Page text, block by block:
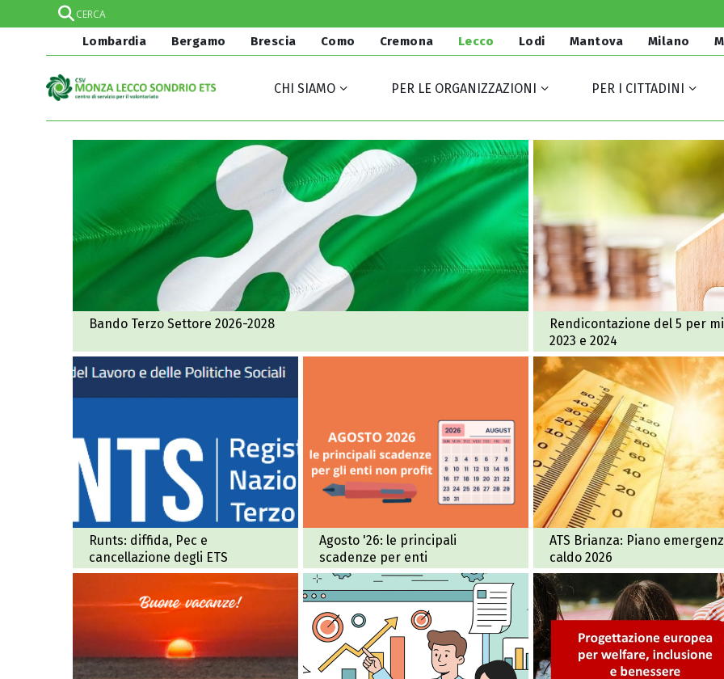
Lombardia Bergamo Brescia Como Cremona Lecco Lodi Mantova Milano
CHI SIAMO PER LE ORGANIZZAZIONI PER I CITTADINI
Bando Terzo Settore 2026-2028
Rendicontazione del 5 per
2023 e 2024
Runts: diffida, Pec e
cancellazione degli ETS
Agosto '26: le principali
scadenze per enti
ATS Brianza: Piano
caldo 2026